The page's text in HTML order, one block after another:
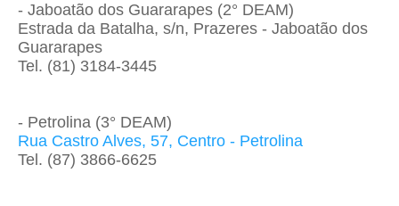
- Jaboatão dos Guararapes (2° DEAM)
Estrada da Batalha, s/n, Prazeres - Jaboatão dos
Guararapes
Tel. (81) 3184-3445
- Petrolina (3° DEAM)
Rua Castro Alves, 57, Centro - Petrolina
Tel. (87) 3866-6625